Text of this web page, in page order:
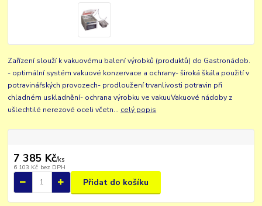
Zařízení slouží k vakuovému balení výrobků (produktů) do Gastronádob.
- optimální systém vakuové konzervace a ochrany- široká škála použití v
potravinářských provozech- prodloužení trvanlivosti potravin při
chladném uskladnění- ochrana výrobku ve vakuuVakuové nádoby z
ušlechtilé nerezové oceli včetn... celý popis
7 385 Kč/ks
6 103 Kč bez DPH
Přidat do košíku